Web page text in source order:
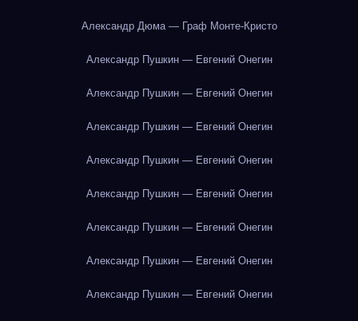
Александр Дюма — Граф Монте-Кристо
Александр Пушкин — Евгений Онегин
Александр Пушкин — Евгений Онегин
Александр Пушкин — Евгений Онегин
Александр Пушкин — Евгений Онегин
Александр Пушкин — Евгений Онегин
Александр Пушкин — Евгений Онегин
Александр Пушкин — Евгений Онегин
Александр Пушкин — Евгений Онегин